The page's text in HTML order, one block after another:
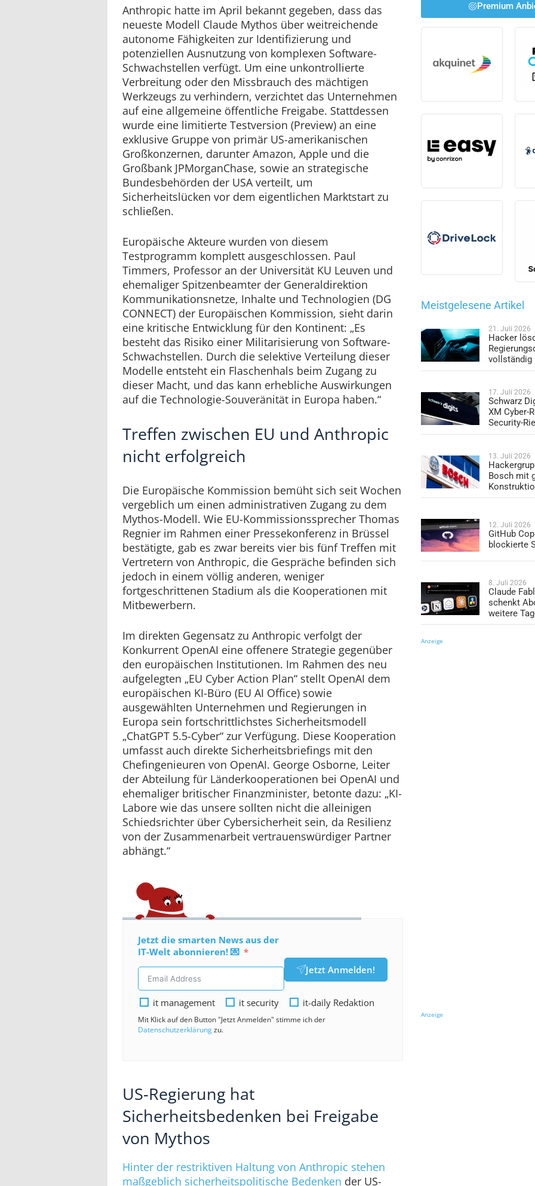
Anthropic hatte im April bekannt gegeben, dass das
neueste Modell Claude Mythos über weitreichende
autonome Fähigkeiten zur Identifizierung und
potenziellen Ausnutzung von komplexen Software-
Schwachstellen verfügt. Um eine unkontrollierte
Verbreitung oder den Missbrauch des mächtigen
Werkzeugs zu verhindern, verzichtet das Unternehmen
auf eine allgemeine öffentliche Freigabe. Stattdessen
wurde eine limitierte Testversion (Preview) an eine
exklusive Gruppe von primär US-amerikanischen
Großkonzernen, darunter Amazon, Apple und die
Großbank JPMorganChase, sowie an strategische
Bundesbehörden der USA verteilt, um
Sicherheitslücken vor dem eigentlichen Marktstart zu
schließen.
Europäische Akteure wurden von diesem
Testprogramm komplett ausgeschlossen. Paul
Timmers, Professor an der Universität KU Leuven und
ehemaliger Spitzenbeamter der Generaldirektion
Kommunikationsnetze, Inhalte und Technologien (DG
CONNECT) der Europäischen Kommission, sieht darin
eine kritische Entwicklung für den Kontinent: „Es
besteht das Risiko einer Militarisierung von Software-
Schwachstellen. Durch die selektive Verteilung dieser
Modelle entsteht ein Flaschenhals beim Zugang zu
dieser Macht, und das kann erhebliche Auswirkungen
auf die Technologie-Souveränität in Europa haben.“
Treffen zwischen EU und Anthropic
nicht erfolgreich
Die Europäische Kommission bemüht sich seit Wochen
vergeblich um einen administrativen Zugang zu dem
Mythos-Modell. Wie EU-Kommissionssprecher Thomas
Regnier im Rahmen einer Pressekonferenz in Brüssel
bestätigte, gab es zwar bereits vier bis fünf Treffen mit
Vertretern von Anthropic, die Gespräche befinden sich
jedoch in einem völlig anderen, weniger
fortgeschrittenen Stadium als die Kooperationen mit
Mitbewerbern.
Im direkten Gegensatz zu Anthropic verfolgt der
Konkurrent OpenAI eine offenere Strategie gegenüber
den europäischen Institutionen. Im Rahmen des neu
aufgelegten „EU Cyber Action Plan“ stellt OpenAI dem
europäischen KI-Büro (EU AI Office) sowie
ausgewählten Unternehmen und Regierungen in
Europa sein fortschrittlichstes Sicherheitsmodell
„ChatGPT 5.5-Cyber“ zur Verfügung. Diese Kooperation
umfasst auch direkte Sicherheitsbriefings mit den
Chefingenieuren von OpenAI. George Osborne, Leiter
der Abteilung für Länderkooperationen bei OpenAI und
ehemaliger britischer Finanzminister, betonte dazu: „KI-
Labore wie das unsere sollten nicht die alleinigen
Schiedsrichter über Cybersicherheit sein, da Resilienz
von der Zusammenarbeit vertrauenswürdiger Partner
abhängt.“
Jetzt die smarten News aus der
IT-Welt abonnieren! 💌
Jetzt Anmelden!
it management it security it-daily Redaktion
Mit Klick auf den Button "Jetzt Anmelden" stimme ich der
Datenschutzerklärungzu.
US-Regierung hat
Sicherheitsbedenken bei Freigabe
von Mythos
Hinter der restriktiven Haltung von Anthropic stehen
maßgeblich sicherheitspolitische Bedenken der US-
Premium
Meistgelesene Artikel
21. Juli 2026
Hacker
vollständig
17. Juli 2026
Schwarz
XM Cyber-
Security-
13. Juli 2026
Bosch mit
12. Juli 2026
GitHub
blockierte
8. Juli 2026
Claude
schenkt
weitere
Anzeige
Anzeige